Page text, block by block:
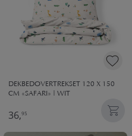
DEKBEDOVERTREKSET 120 X 150
CM «SAFARI» | WIT
36,95